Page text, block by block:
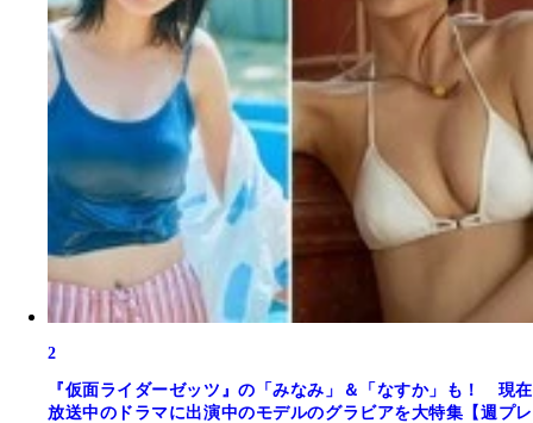
2
『仮面ライダーゼッツ』の「みなみ」＆「なすか」も！ 現在
放送中のドラマに出演中のモデルのグラビアを大特集【週プレ